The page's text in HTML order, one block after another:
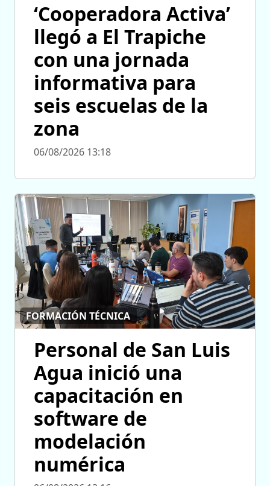
‘Cooperadora Activa’
llegó a El Trapiche
con una jornada
informativa para
seis escuelas de la
zona
06/08/2026 13:18
FORMACIÓN TÉCNICA
Personal de San Luis
Agua inició una
capacitación en
software de
modelación
numérica